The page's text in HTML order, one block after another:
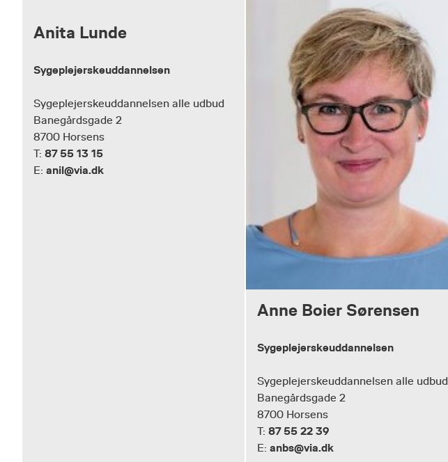
Anita Lunde
Sygeplejerskeuddannelsen
Sygeplejerskeuddannelsen alle udbud
Banegårdsgade 2
8700 Horsens
T: 87 55 13 15
E: anil@via.dk
Anne Boier Sørensen
Sygeplejerskeuddannelsen
Sygeplejerskeuddannelsen alle udbud
Banegårdsgade 2
8700 Horsens
T: 87 55 22 39
E: anbs@via.dk